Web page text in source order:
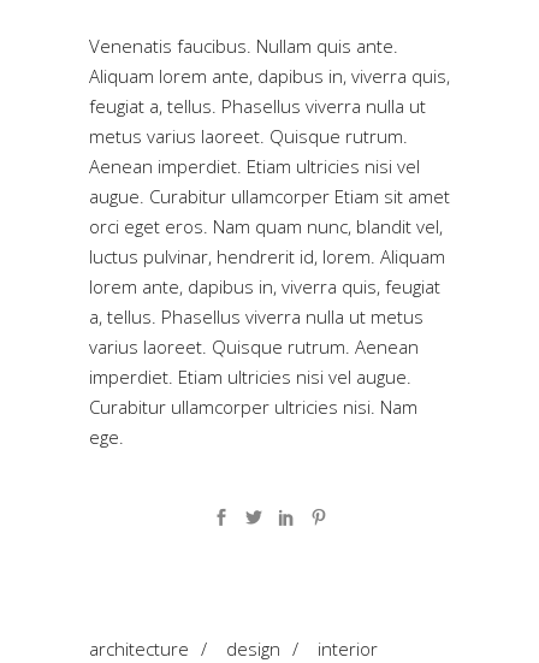
Venenatis faucibus. Nullam quis ante.
Aliquam lorem ante, dapibus in, viverra quis,
feugiat a, tellus. Phasellus viverra nulla ut
metus varius laoreet. Quisque rutrum.
Aenean imperdiet. Etiam ultricies nisi vel
augue. Curabitur ullamcorper Etiam sit amet
orci eget eros. Nam quam nunc, blandit vel,
luctus pulvinar, hendrerit id, lorem. Aliquam
lorem ante, dapibus in, viverra quis, feugiat
a, tellus. Phasellus viverra nulla ut metus
varius laoreet. Quisque rutrum. Aenean
imperdiet. Etiam ultricies nisi vel augue.
Curabitur ullamcorper ultricies nisi. Nam
ege.
architecture / design / interior